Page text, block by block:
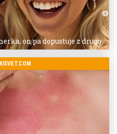
on pa dopustuje z drugo